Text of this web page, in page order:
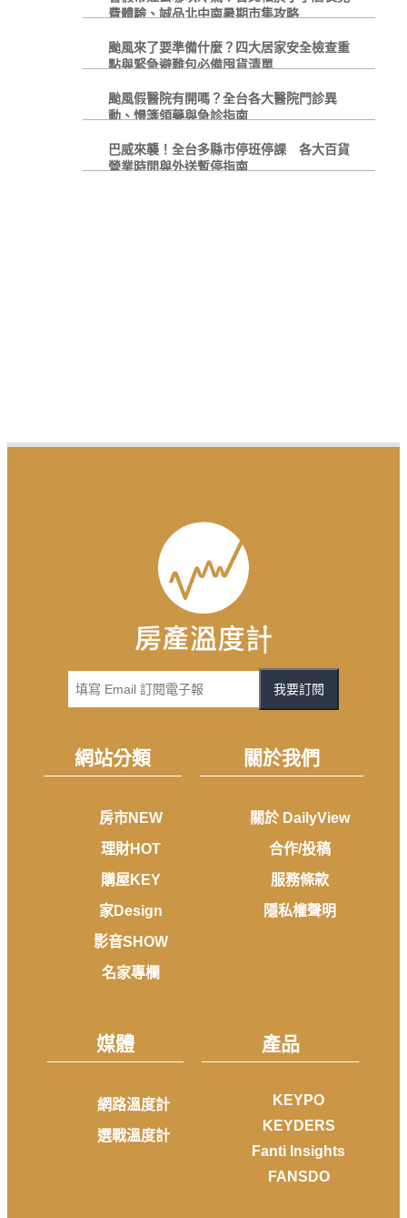
費體驗、誠品北中南暑期市集攻略
颱風來了要準備什麼？四大居家安全檢查重
點與緊急避難包必備囤貨清單
颱風假醫院有開嗎？全台各大醫院門診異
動、慢箋領藥與急診指南
巴威來襲！全台多縣市停班停課 各大百貨
營業時間與外送暫停指南
我要訂閱
網站分類
房市NEW
理財HOT
購屋KEY
家Design
影音SHOW
名家專欄
關於我們
關於 DailyView
合作/投稿
服務條款
隱私權聲明
媒體
網路溫度計
選戰溫度計
產品
KEYPO
KEYDERS
Fanti Insights
FANSDO